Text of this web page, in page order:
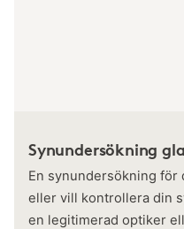
Synundersökning
En synundersökning för
eller vill kontrollera din
en legitimerad optiker